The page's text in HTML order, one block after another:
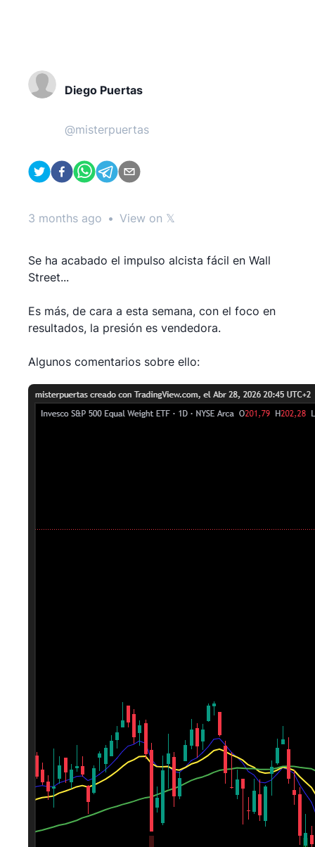
Diego Puertas
@misterpuertas
3 months ago • View on 𝕏
Se ha acabado el impulso alcista fácil en Wall
Street...
Es más, de cara a esta semana, con el foco en
resultados, la presión es vendedora.
Algunos comentarios sobre ello: